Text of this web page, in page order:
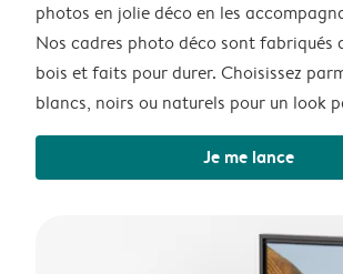
photos en jolie déco en les
Nos cadres photo déco sont fabriqués
bois et faits pour durer. Choisissez
blancs, noirs ou naturels pour un look
Je me lance